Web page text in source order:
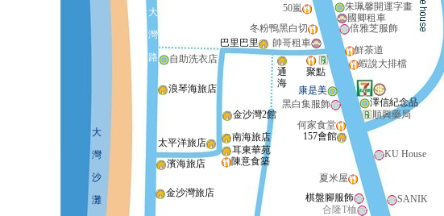
冬粉鴨黑白切
50嵐
帥哥租車
巴里巴里
朱珮馨開運字畫
國卿租車
鮮茶道
澤信紀念品
順興藥局
康是美
聚點
通
海
金沙灣2館
太平洋旅店 南海旅店
濱海旅店
金沙灣旅店
157會館
棋盤腳服飾
合隆T桖
大
灣
沙
灘
大
灣
路
SANIK
何家食堂
KU House
倍雅芝服飾
自助洗衣店
浪琴海旅店
蝦說大排檔
黑白集服飾
夏米屋
耳東華苑
陳意食築